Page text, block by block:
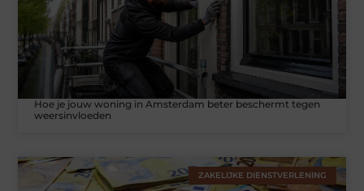
Hoe je jouw woning in Amsterdam beter beschermt tegen
weersinvloeden
ZAKELIJKE DIENSTVERLENING